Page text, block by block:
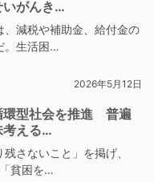
いがんき…
減税や補助金、給付金の
。生活困…
2026年5月12日
環型社会を推進 普遍
考える…
さないこと」を掲げ、
貧困を…